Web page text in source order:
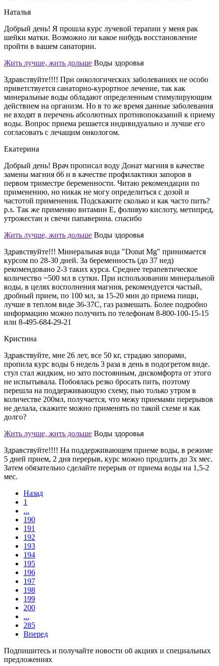
Наталья
Добрый день! Я прошла курс лучевой терапии у меня рак
шейки матки. Возможно ли какое нибудь восстановление
пройти в вашем санатории.
Жить лучше, жить дольше Воды здоровья
Здравствуйте!!!! При онкологических заболеваниях не особо
приветствуется санаторно-курортное лечение, так как
минеральные воды обладают определенным стимулирующим
действием на организм. Но в то же время данные заболевания
не входят в перечень абсолютных противопоказаний к приему
воды. Вопрос приема решается индивидуально и лучше его
согласовать с лечащим онкологом.
Екатерина
Добрый день! Врач прописал воду Донат магния в качестве
замены магния б6 и в качестве профилактики запоров в
первом триместре беременности. Читаю рекомендации по
применению, но никак не могу определиться с дозой и
частотой применения. Подскажите сколько и как часто пить?
p.s. Так же применяю витамин Е, фоливую кислоту, метипред,
утрожестан и свечи папаверина. спасибо
Жить лучше, жить дольше Воды здоровья
Здравствуйте!!! Минеральная вода "Donat Mg" принимается
курсом по 28-30 дней. За беременность (до 37 нед)
рекомендовано 2-3 таких курса. Среднее терапевтическое
количество ~500 мл в сутки. При использовании минеральной
воды, в целях восполнения магния, рекомендуется частый,
дробный прием, по 100 мл, за 15-20 мин до приема пищи,
лучше в теплом виде 36-37С, газ размешать. Более подробно
информацию можно получить по телефонам 8-800-100-15-15
или 8-495-684-29-21
Кристина
Здравствуйте, мне 26 лет, все 50 кг, страдаю запорами,
пропила курс воды 6 недель 3 раза в день в подогретом виде.
стул стал жидким, но зато постоянным, дискомфорта от этого
не испытывала. Побоялась резко бросать пить, поэтому
перешла на поддерживающую схему, пью только утром в
количестве 200мл, получается, что межу приемами перерывов
не делала, скажите можно применять по такой схеме и как
долго?
Жить лучше, жить дольше Воды здоровья
Здравствуйте!!!! На поддерживающем приеме воды, в режиме
5 дней прием, 2 дня перерыв, курс можно продлить до 3х мес.
Затем обязательно сделайте перерыв от приема воды на 1,5-2
мес.
Назад
1
...
190
191
192
193
194
195
196
197
198
199
200
...
285
Вперед
Подпишитесь и получайте новости об акциях и специальных
предложениях